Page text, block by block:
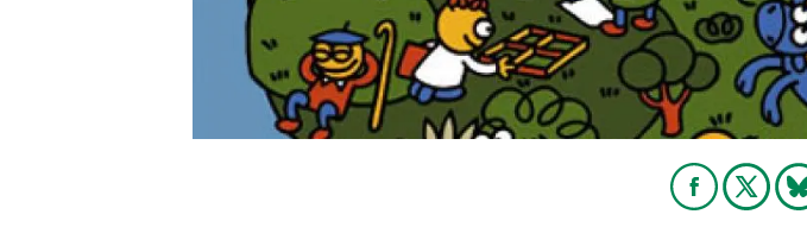
Funcionamiento de los ecosistemas